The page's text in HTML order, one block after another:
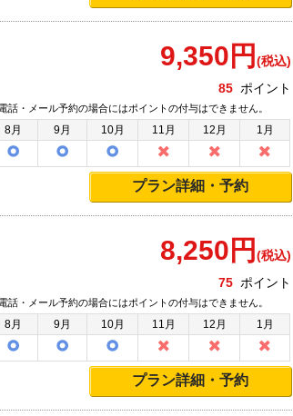
9,350 円 (税込)
85 ポイント
話・メール予約の場合にはポイントの付与はできません。
8月 9月 10月 11月 12月 1月
プラン詳細・予約
8,250 円 (税込)
75 ポイント
話・メール予約の場合にはポイントの付与はできません。
8月 9月 10月 11月 12月 1月
プラン詳細・予約